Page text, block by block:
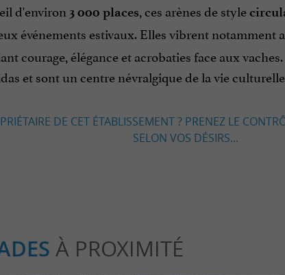
d'environ 3 000 places, ces arènes de style
événements estivaux. Elles vibrent notamment
courage, élégance et acrobaties face aux
et sont un centre névralgique de la vie
DE CET ÉTABLISSEMENT ? PRENEZ LE
SELON VOS DÉSIRS...
À PROXIMITÉ